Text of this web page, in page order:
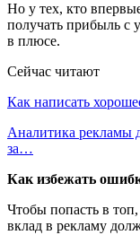
Но у тех, кто
получать прибыль с
в плюсе.
Сейчас читают
Как написать
Аналитика рекламы
за…
Как избежать
Чтобы попасть в
вклад в рекламу